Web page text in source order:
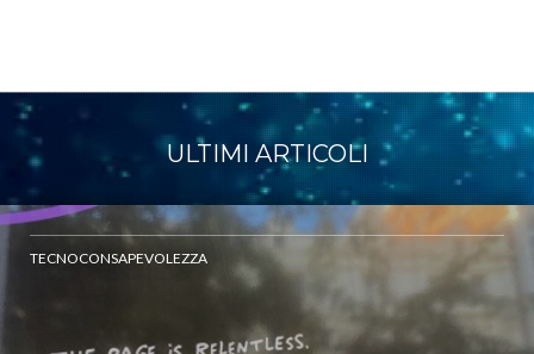
ULTIMI ARTICOLI
TECNOCONSAPEVOLEZZA